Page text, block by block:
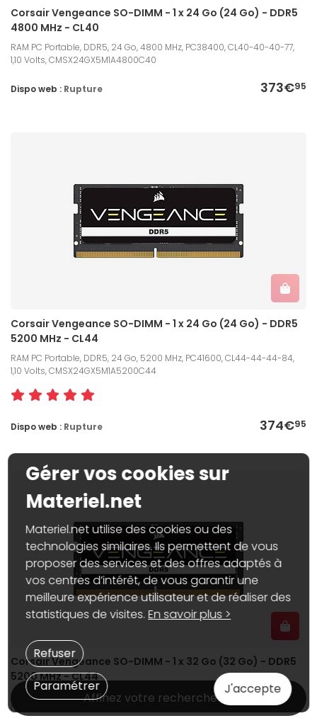
Corsair Vengeance SO-DIMM - 1 x 24 Go (24 Go) - DDR5
4800 MHz - CL40
RAM PC Portable, DDR5, 24 Go, 4800 MHz, PC38400, CL40-40-40-77,
1,10 Volts, CMSX24GX5M1A4800C40
373€95
Dispo web : Rupture
Corsair Vengeance SO-DIMM - 1 x 24 Go (24 Go) - DDR5
5200 MHz - CL44
RAM PC Portable, DDR5, 24 Go, 5200 MHz, PC41600, CL44-44-44-84,
1,10 Volts, CMSX24GX5M1A5200C44
374€95
Dispo web : Rupture
Corsair Vengeance SO-DIMM - 1 x 32 Go (32 Go) - DDR5
5200 MHz - CL44
RAM PC Portable, DDR5, 32 Go, 5200 MHz, PC41600, CL44-44-44-84,
1,10 Volts, CMSX32GX5M1A5200C44
Affinez votre recherche
Gérer vos cookies sur
Materiel.net
Materiel.net utilise des cookies ou des
technologies similaires. Ils permettent de vous
proposer des services et des offres adaptés à
vos centres d’intérêt, de vous garantir une
meilleure expérience utilisateur et de réaliser des
statistiques de visites.En savoir plus >
J'accepte
Paramétrer
Refuser